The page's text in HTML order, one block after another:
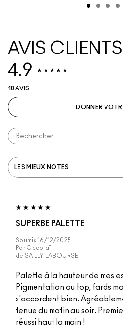
AVIS CLIENTS
4.9
18 AVIS
DONNER
SUPERBE PALETTE
Soumis16/12/2025
Par Cocolaï
de SAILLY LABOURSE
Palette à la hauteur de mes
Pigmentation au top, fards
s'accordent bien.
tenue du matin au soir.
réussi haut la main !